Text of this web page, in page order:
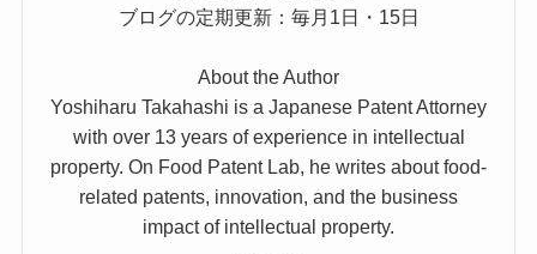
ブログの定期更新：毎月1日・15日
About the Author
Yoshiharu Takahashi is a Japanese Patent Attorney
with over 13 years of experience in intellectual
property. On Food Patent Lab, he writes about food-
related patents, innovation, and the business
impact of intellectual property.